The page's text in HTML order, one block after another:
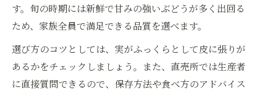
す。旬の時期には新鮮で甘みの強いぶどうが多く出回る
ため、家族全員で満足できる品質を選べます。
選び方のコツとしては、実がふっくらとして皮に張りが
あるかをチェックしましょう。また、直売所では生産者
に直接質問できるので、保存方法や食べ方のアドバイス